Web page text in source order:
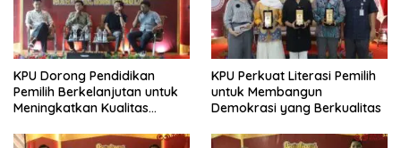
KPU Dorong Pendidikan
Pemilih Berkelanjutan untuk
Meningkatkan Kualitas
KPU Perkuat Literasi Pemilih
untuk Membangun
Demokrasi yang Berkualitas